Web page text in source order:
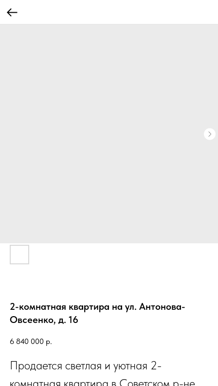
2-комнатная квартира на ул. Антонова-
Овсеенко, д. 16
6 840 000 р.
Продается светлая и уютная 2-